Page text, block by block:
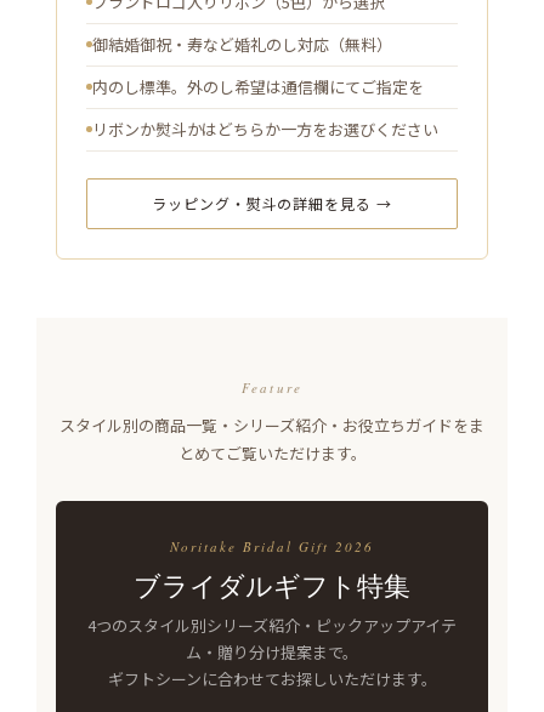
御結婚御祝・寿など婚礼のし対応（無料）
内のし標準。外のし希望は通信欄にてご指定を
リボンか熨斗かはどちらか一方をお選びください
ラッピング・熨斗の詳細を見る →
Feature
スタイル別の商品一覧・シリーズ紹介・お役立ちガイドをま
とめてご覧いただけます。
Noritake Bridal Gift 2026
ブライダルギフト特集
4つのスタイル別シリーズ紹介・ピックアップアイテ
ム・贈り分け提案まで。
ギフトシーンに合わせてお探しいただけます。